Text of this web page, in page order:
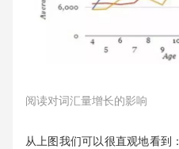
阅读对词汇量增长的影响
从上图我们可以很直观地看到：